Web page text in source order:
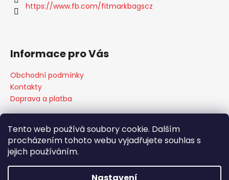
Tento web používá soubory cookie. Dalším
procházením tohoto webu vyjadřujete souhlas s
jejich používáním.
https://www.fb.com/fitmarkbagscz
Informace pro Vás
Obchodní podmínky
Kontakty
Doprava a platba
360 Produktová fotografie FOLDIO
Elektrické šejkry PROMiXX